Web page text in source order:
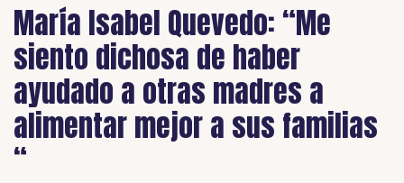
María Isabel Quevedo: “Me
siento dichosa de haber
ayudado a otras madres a
alimentar mejor a sus familias
“